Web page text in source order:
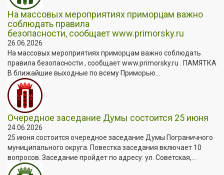
На массовых мероприятиях приморцам важно
соблюдать правила
безопасности, сообщает www.primorsky.ru
26.06.2026
На массовых мероприятиях приморцам важно соблюдать
правила безопасности , сообщает www.primorsky.ru . ПАМЯТКА
В ближайшие выходные по всему Приморью...
Очередное заседание Думы состоится 25 июня
24.06.2026
25 июня состоится очередное заседание Думы Пограничного
муниципального округа. Повестка заседания включает 10
вопросов. Заседание пройдет по адресу: ул. Советская,...